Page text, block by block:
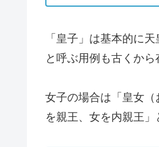
「皇子」は基本的に
と呼ぶ用例も古くか
女子の場合は「皇女
を親王、女を内親王」